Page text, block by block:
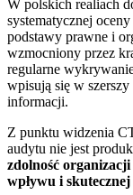
W polskich realiach
systematycznej
podstawy prawne i
wzmocniony przez
regularne
wpisują się w
informacji.
Z punktu widzenia
audytu nie jest
zdolność organizacji
wpływu i